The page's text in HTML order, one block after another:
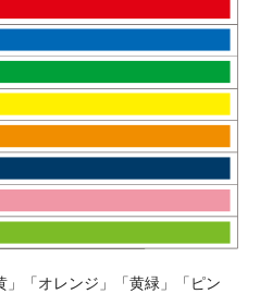
」「オレンジ」「黄緑」「ピン